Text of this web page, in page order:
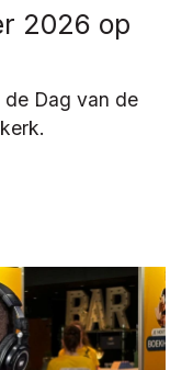
2026 op
de Dag van de